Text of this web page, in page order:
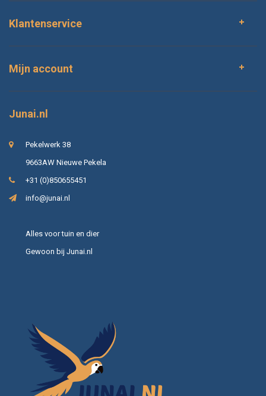
Klantenservice
Mijn account
Junai.nl
Pekelwerk 38
9663AW Nieuwe Pekela
+31 (0)850655451
info@junai.nl
Alles voor tuin en dier
Gewoon bij Junai.nl